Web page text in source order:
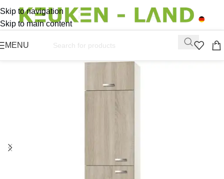
Skip to navigation
Skip to main content
MENU